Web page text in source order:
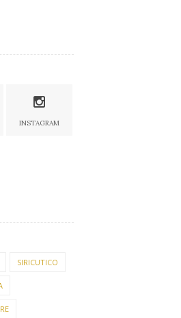
INSTAGRAM
SIRICUTICO